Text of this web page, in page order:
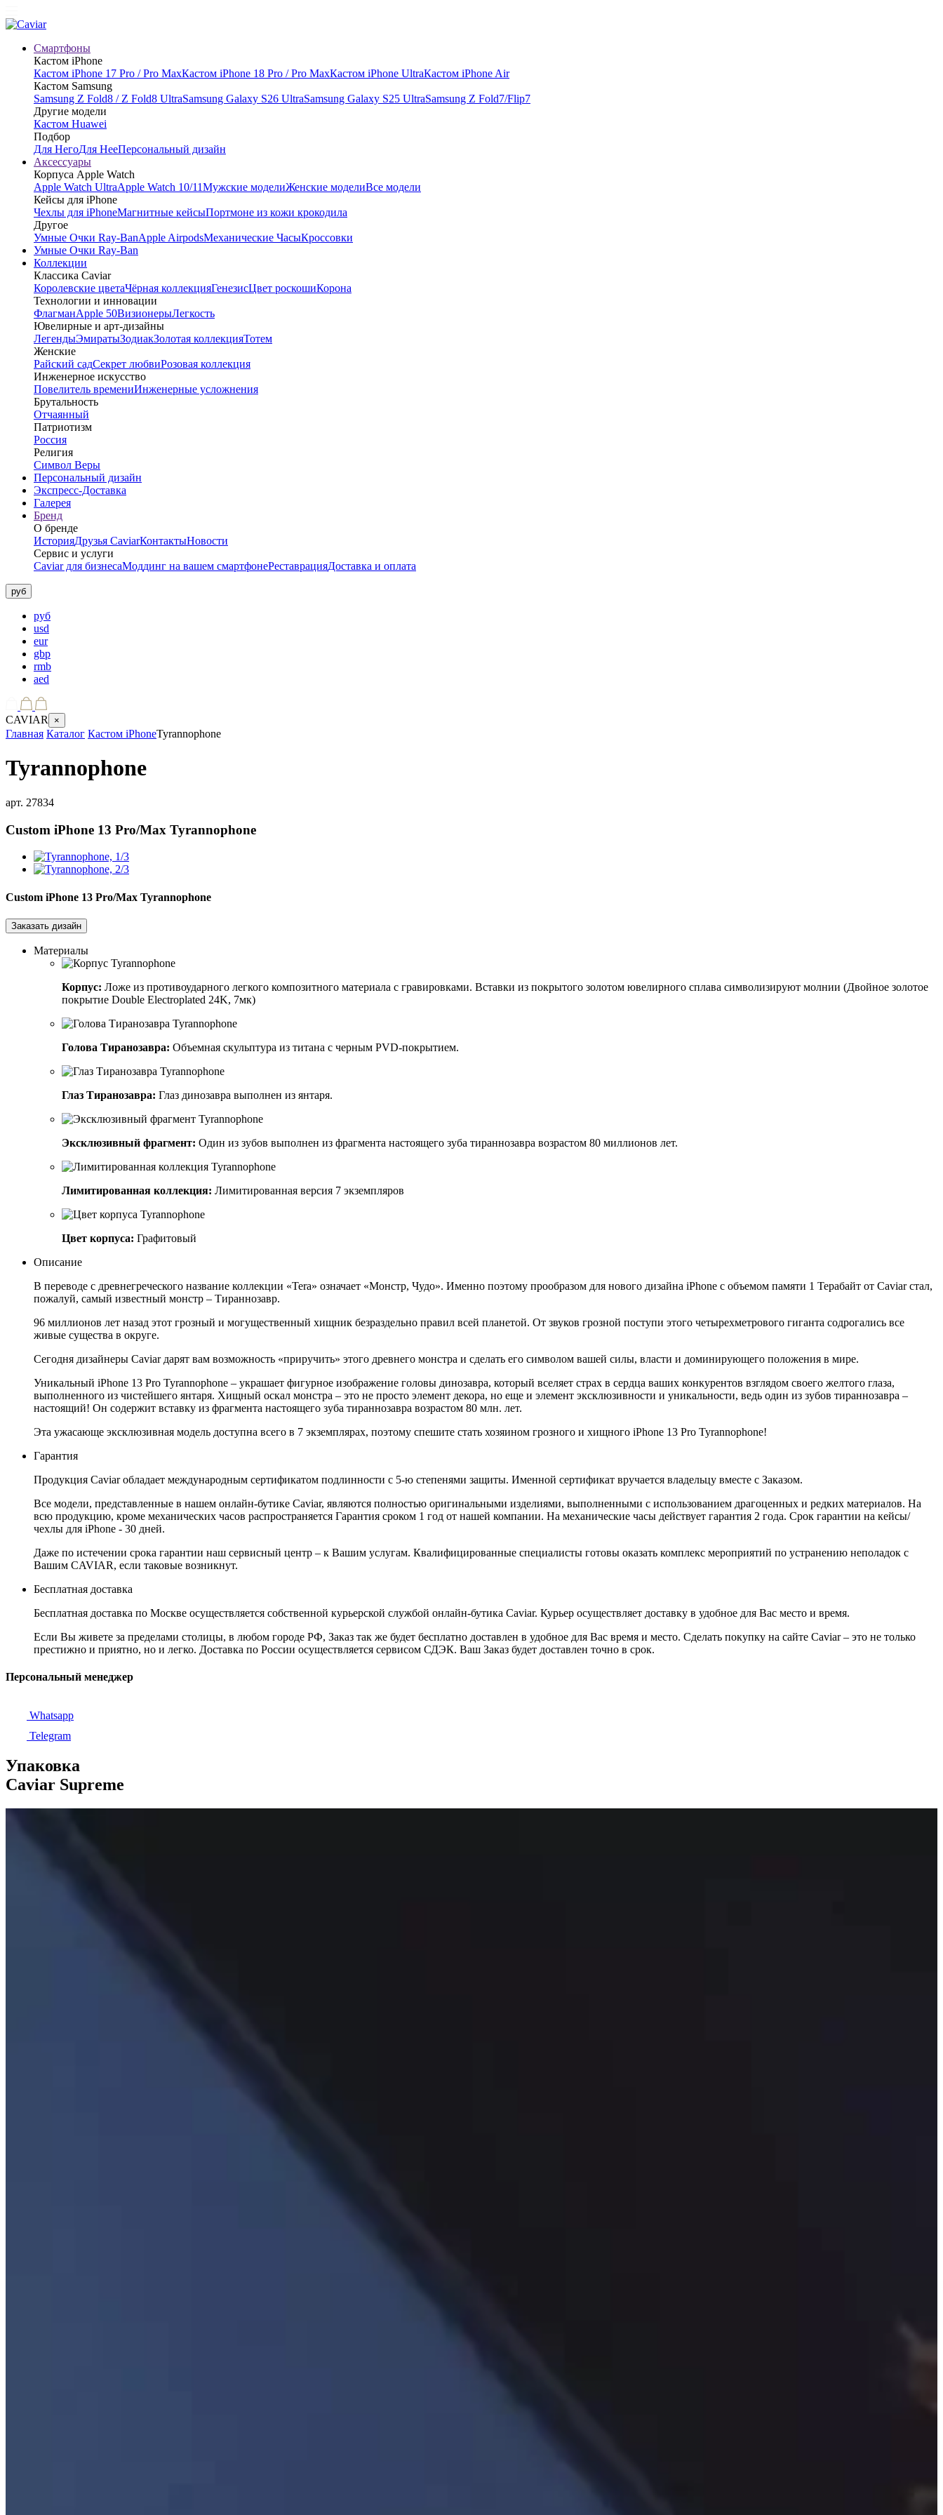
Смартфоны
Кастом iPhone
Кастом iPhone 17 Pro / Pro MaxКастом iPhone 18 Pro / Pro MaxКастом iPhone UltraКастом iPhone Air
Кастом Samsung
Samsung Z Fold8 / Z Fold8 UltraSamsung Galaxy S26 UltraSamsung Galaxy S25 UltraSamsung Z Fold7/Flip7
Другие модели
Кастом Huawei
Подбор
Для НегоДля НееПерсональный дизайн
Аксессуары
Корпуса Apple Watch
Apple Watch UltraApple Watch 10/11Мужские моделиЖенские моделиВсе модели
Кейсы для iPhone
Чехлы для iPhoneМагнитные кейсыПортмоне из кожи крокодила
Другое
Умные Очки Ray-BanApple AirpodsМеханические ЧасыКроссовки
Умные Очки Ray-Ban
Коллекции
Классика Caviar
Королевские цветаЧёрная коллекцияГенезисЦвет роскошиКорона
Технологии и инновации
ФлагманApple 50ВизионерыЛегкость
Ювелирные и арт-дизайны
ЛегендыЭмиратыЗодиакЗолотая коллекцияТотем
Женские
Райский садСекрет любвиРозовая коллекция
Инженерное искусство
Повелитель времениИнженерные усложнения
Брутальность
Отчаянный
Патриотизм
Россия
Религия
Символ Веры
Персональный дизайн
Экспресс-Доставка
Галерея
Бренд
О бренде
ИсторияДрузья CaviarКонтактыНовости
Сервис и услуги
Caviar для бизнесаМоддинг на вашем смартфонеРеставрацияДоставка и оплата
руб
руб
usd
eur
gbp
rmb
aed
CAVIAR ×
Главная Каталог Кастом iPhoneTyrannophone
Tyrannophone
арт. 27834
Custom iPhone 13 Pro/Max Tyrannophone
Custom iPhone 13 Pro/Max Tyrannophone
Заказать дизайн
Материалы
Корпус: Ложе из противоударного легкого композитного материала с гравировками. Вставки из покрытого золотом ювелирного сплава символизируют молнии (Двойное золотое
покрытие Double Electroplated 24K, 7мк)
Голова Тиранозавра: Объемная скульптура из титана с черным PVD-покрытием.
Глаз Тиранозавра: Глаз динозавра выполнен из янтаря.
Эксклюзивный фрагмент: Один из зубов выполнен из фрагмента настоящего зуба тираннозавра возрастом 80 миллионов лет.
Лимитированная коллекция: Лимитированная версия 7 экземпляров
Цвет корпуса: Графитовый
Описание
В переводе с древнегреческого название коллекции «Tera» означает «Монстр, Чудо». Именно поэтому прообразом для нового дизайна iPhone с объемом памяти 1 Терабайт от Caviar стал,
пожалуй, самый известный монстр – Тираннозавр.
96 миллионов лет назад этот грозный и могущественный хищник безраздельно правил всей планетой. От звуков грозной поступи этого четырехметрового гиганта содрогались все
живые существа в округе.
Сегодня дизайнеры Caviar дарят вам возможность «приручить» этого древнего монстра и сделать его символом вашей силы, власти и доминирующего положения в мире.
Уникальный iPhone 13 Pro Tyrannophone – украшает фигурное изображение головы динозавра, который вселяет страх в сердца ваших конкурентов взглядом своего желтого глаза,
выполненного из чистейшего янтаря. Хищный оскал монстра – это не просто элемент декора, но еще и элемент эксклюзивности и уникальности, ведь один из зубов тираннозавра –
настоящий! Он содержит вставку из фрагмента настоящего зуба тираннозавра возрастом 80 млн. лет.
Эта ужасающе эксклюзивная модель доступна всего в 7 экземплярах, поэтому спешите стать хозяином грозного и хищного iPhone 13 Pro Tyrannophone!
Гарантия
Продукция Caviar обладает международным сертификатом подлинности с 5-ю степенями защиты. Именной сертификат вручается владельцу вместе с Заказом.
Все модели, представленные в нашем онлайн-бутике Caviar, являются полностью оригинальными изделиями, выполненными с использованием драгоценных и редких материалов. На
всю продукцию, кроме механических часов распространяется Гарантия сроком 1 год от нашей компании. На механические часы действует гарантия 2 года. Срок гарантии на кейсы/
чехлы для iPhone - 30 дней.
Даже по истечении срока гарантии наш сервисный центр – к Вашим услугам. Квалифицированные специалисты готовы оказать комплекс мероприятий по устранению неполадок с
Вашим CAVIAR, если таковые возникнут.
Бесплатная доставка
Бесплатная доставка по Москве осуществляется собственной курьерской службой онлайн-бутика Caviar. Курьер осуществляет доставку в удобное для Вас место и время.
Если Вы живете за пределами столицы, в любом городе РФ, Заказ так же будет бесплатно доставлен в удобное для Вас время и место. Сделать покупку на сайте Caviar – это не только
престижно и приятно, но и легко. Доставка по России осуществляется сервисом СДЭК. Ваш Заказ будет доставлен точно в срок.
Персональный менеджер
Whatsapp
Telegram
Упаковка
Caviar Supreme